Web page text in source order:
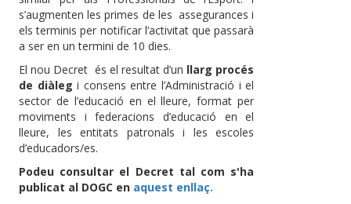
s’augmenten les primes de les assegurances i
els terminis per notificar l’activitat que passarà
a ser en un termini de 10 dies.
El nou Decret és el resultat d’un llarg procés
de diàleg i consens entre l’Administració i el
sector de l’educació en el lleure, format per
moviments i federacions d’educació en el
lleure, les entitats patronals i les escoles
d’educadors/es.
Podeu consultar el Decret tal com s'ha
publicat al DOGC en aquest enllaç.